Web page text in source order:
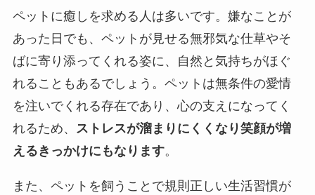
ペットに癒しを求める人は多いです。嫌なことが
あった日でも、ペットが見せる無邪気な仕草やそ
ばに寄り添ってくれる姿に、自然と気持ちがほぐ
れることもあるでしょう。ペットは無条件の愛情
を注いでくれる存在であり、心の支えになってく
れるため、 ストレスが溜まりにくくなり笑顔が増
えるきっかけにもなります。
また、ペットを飼うことで規則正しい生活習慣が